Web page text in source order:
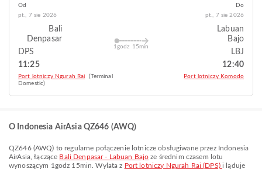
Od
pt., 7 sie 2026
Bali
Denpasar
DPS
11:25
Port lotniczy Ngurah Rai
(Terminal
Domestic)
1godz 15min
Do
pt., 7 sie 2026
Labuan
Bajo
LBJ
12:40
Port lotniczy Komodo
O Indonesia AirAsia QZ646 (AWQ)
QZ646(AWQ) to regularne połączenie lotnicze obsługiwane przez Indonesia
AirAsia, łączące Bali Denpasar - Labuan Bajo ze średnim czasem lotu
wynoszącym 1godz 15min . Wylata z Port lotniczy Ngurah Rai (DPS) i ląduje